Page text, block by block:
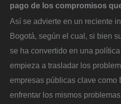
pago de los compromisos
Así se advierte en un reciente
Bogotá, según el cual, si bien
se ha convertido en una
empieza a trasladar los
empresas públicas clave como
enfrentar los mismos